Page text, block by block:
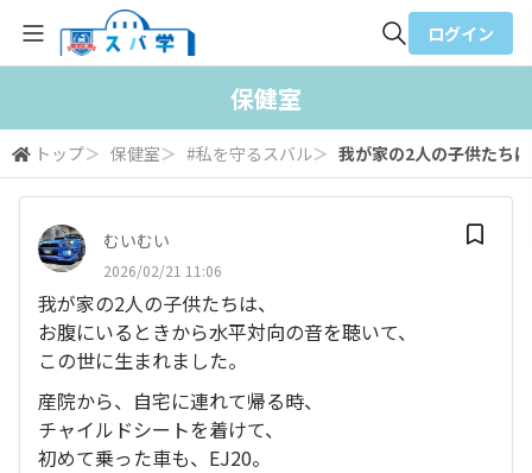
検索
ログイン
保健室
トップ＞ 保健室＞ #私を守るスバル＞ 我が家の2人の子供たち
むいむい
2026/02/21 11:06
我が家の2人の子供たちは、
お腹にいるときから水平対向の音を聴いて、
この世に生まれました。
産院から、自宅に連れて帰る時、
チャイルドシートを着けて、
初めて乗った車も、EJ20。